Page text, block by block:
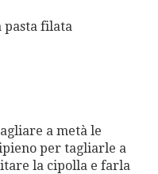
pasta filata
a metà le
per tagliarle a
la cipolla e farla